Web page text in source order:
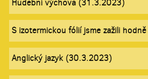
Hudební výchova (31.3.2023)
S izotermickou fólií jsme zažili
Anglický jazyk (30.3.2023)